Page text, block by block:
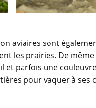
aviaires sont
les prairies. De
parfois une
pour vaquer à